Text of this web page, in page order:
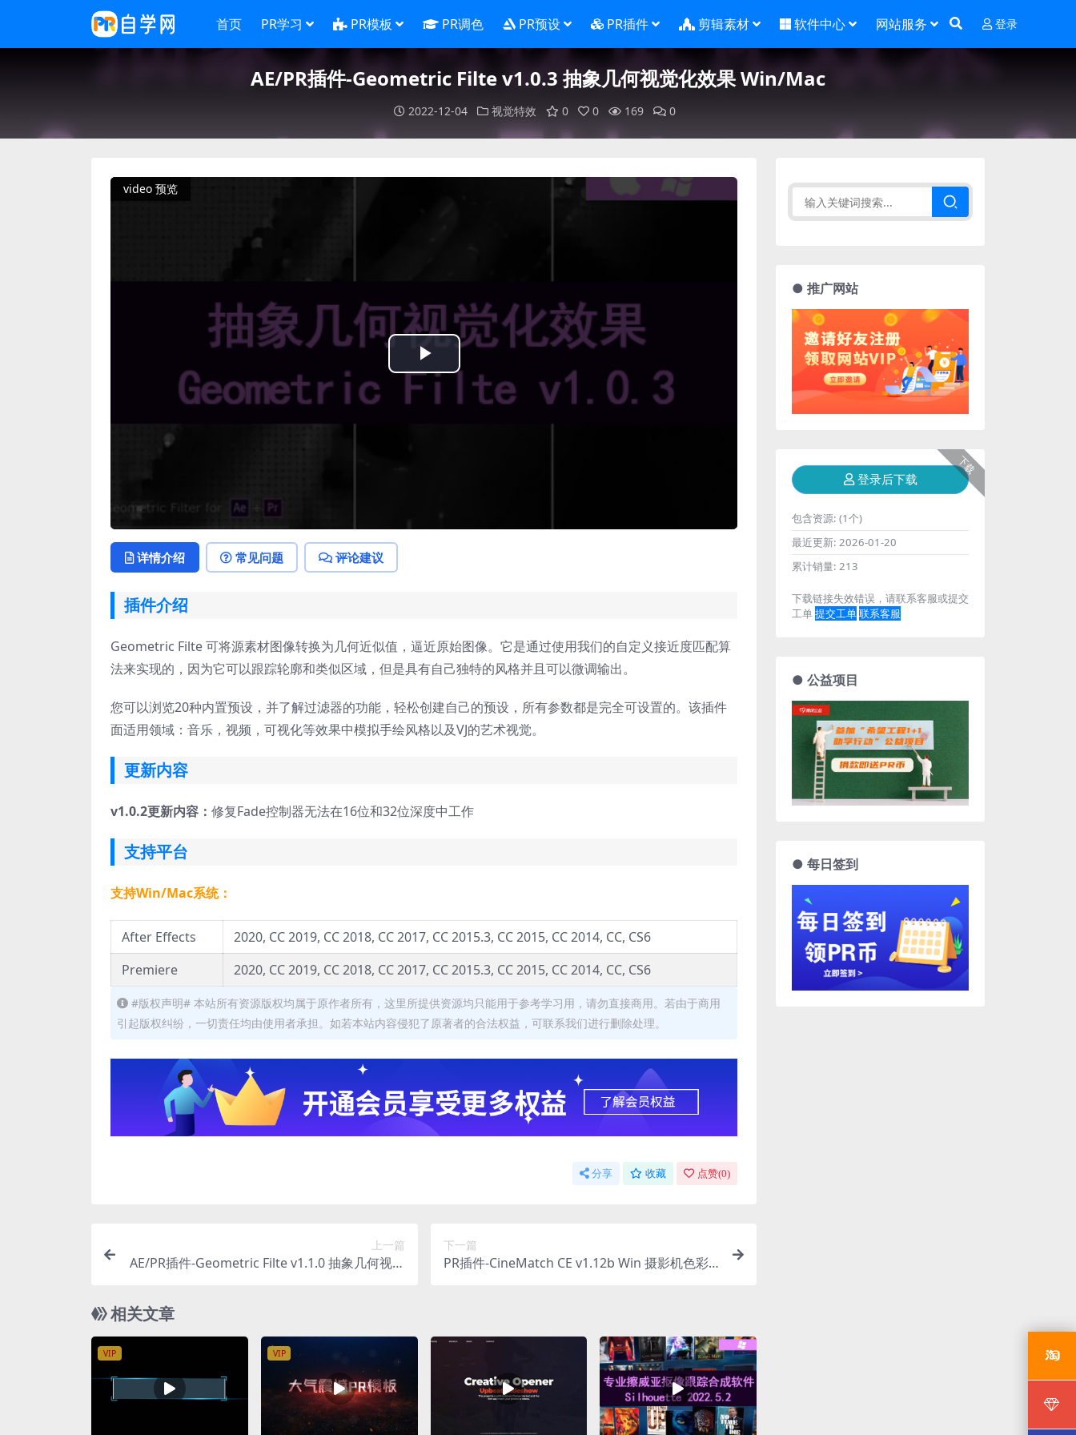
首页 PR学习 PR模板 PR调色 PR预设 PR插件 剪辑素材 软件中心 网站服务 登录
AE/PR插件-Geometric Filte v1.0.3 抽象几何视觉化效果 Win/Mac
2022-12-04 视觉特效 0 0 169 0
video 预览
Play
Video
详情介绍 常见问题 评论建议
插件介绍
Geometric Filte 可将源素材图像转换为几何近似值，逼近原始图像。它是通过使用我们的自定义接近度匹配算
法来实现的，因为它可以跟踪轮廓和类似区域，但是具有自己独特的风格并且可以微调输出。
您可以浏览20种内置预设，并了解过滤器的功能，轻松创建自己的预设，所有参数都是完全可设置的。该插件
面适用领域：音乐，视频，可视化等效果中模拟手绘风格以及VJ的艺术视觉。
更新内容
v1.0.2更新内容： 修复Fade控制器无法在16位和32位深度中工作
支持平台
支持Win/Mac系统：
After Effects
2020, CC 2019, CC 2018, CC 2017, CC 2015.3, CC 2015, CC 2014, CC, CS6
Premiere
2020, CC 2019, CC 2018, CC 2017, CC 2015.3, CC 2015, CC 2014, CC, CS6
#版权声明# 本站所有资源版权均属于原作者所有，这里所提供资源均只能用于参考学习用，请勿直接商用。若由于商用
引起版权纠纷，一切责任均由使用者承担。如若本站内容侵犯了原著者的合法权益，可联系我们进行删除处理。
分享 收藏 点赞(0)
上一篇
AE/PR插件-Geometric Filte v1.1.0 抽象几何视觉
下一篇
PR插件-CineMatch CE v1.12b Win 摄影机色彩
相关文章
VIP VIP
● 推广网站
下载
登录后下载
包含资源: (1个)
最近更新: 2026-01-20
累计销量: 213
下载链接失效错误，请联系客服或提交
工单提交工单联系客服
● 公益项目
● 每日签到